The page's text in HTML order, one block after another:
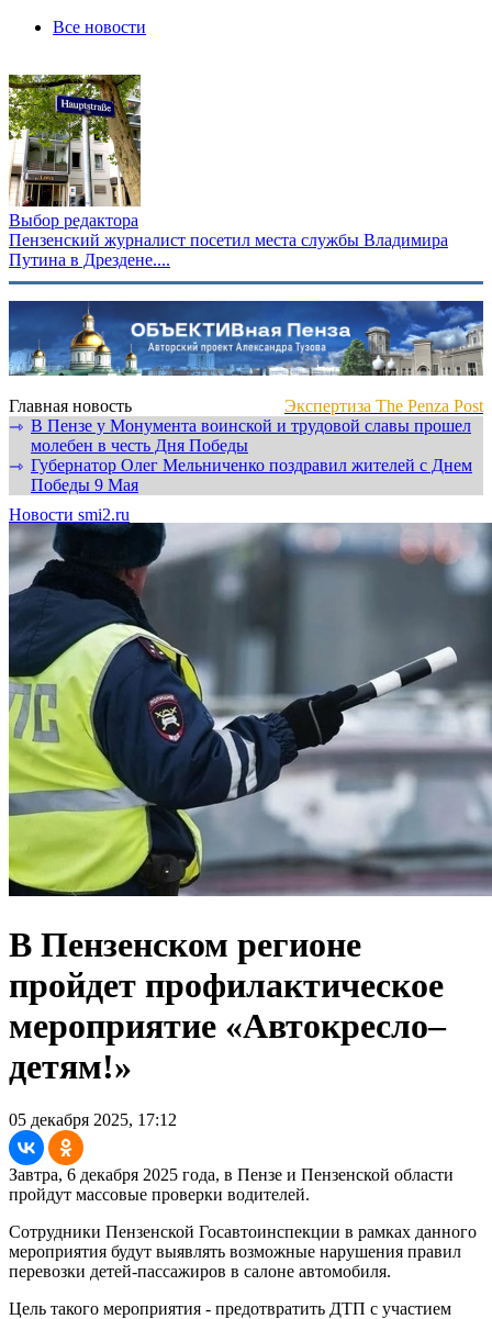
Все новости
Выбор редактора
Пензенский журналист посетил места службы Владимира
Путина в Дрездене....
Главная новость
Экспертиза The Penza Post
⇾ В Пензе у Монумента воинской и трудовой славы прошел
молебен в честь Дня Победы
⇾ Губернатор Олег Мельниченко поздравил жителей с Днем
Победы 9 Мая
Новости smi2.ru
В Пензенском регионе
пройдет профилактическое
мероприятие «Автокресло–
детям!»
05 декабря 2025, 17:12
Завтра, 6 декабря 2025 года, в Пензе и Пензенской области
пройдут массовые проверки водителей.
Сотрудники Пензенской Госавтоинспекции в рамках данного
мероприятия будут выявлять возможные нарушения правил
перевозки детей-пассажиров в салоне автомобиля.
Цель такого мероприятия - предотвратить ДТП с участием